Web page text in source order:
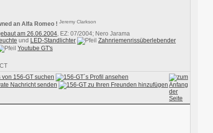
an Alfa Romeo ! Jeremy Clarkson
am 26.06.2004, EZ: 07/2004; Nero Jarama
und LED-Standlichter
Zahnriemenrissüberlebender
Youtube GT's